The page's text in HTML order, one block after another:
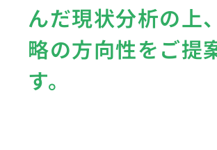
んだ現状分析の上
略の方向性をご提
す。